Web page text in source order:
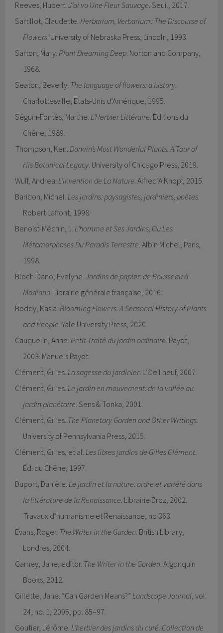
Reeves, Hubert.J’ai vu Une Fleur Sauvage. Seuil, 2017.
Sartillot, Claudette.Herbarium, Verbarium : The Discourse of
Flowers. University of Nebraska Press, Lincoln, 1993.
Sarton, Mary.Plant Dreaming Deep. Norton and Company,
1968.
Seaton, Beverly. The language of flowers: a history.
Charlottesville, Etats-Unis d’Amérique, 1995.
Séguin-Fontès, Marthe.L’Herbier Littéraire. Éditions du
Chêne, 1989.
Thompson, Ken.Darwin’s Most Wonderful Plants. A Tour of
His Botanical Legacy. University of Chicago Press, 2019.
Wulf, Andrea.L’invention de La Nature. Alfred A Knopf, 2015.
Baridon, Michel.Les jardins: paysagistes, jardiniers, poètes.
Robert Laffont, 1998.
Benoist-Méchin, J.L’homme et Ses Jardins, Ou Les
Métamorphoses Du Paradis Terrestre. Albin Michel, Paris,
1998.
Bloch-Dano, Evelyne.Jardins de papier: de Rousseau à
Modiano. Librairie générale française, 2016.
Boddy, Kasia.Blooming Flowers. A Seasonal History of Plants
and People. Yale University Press, 2020.
Cauquelin, Anne.Petit Traité du jardin ordinaire. Payot,
2003. Manuels Payot.
Clément, Gilles.La sagesse du jardinier. L’Oeil neuf, 2007.
Clément, Gilles.Le jardin en mouvement: de la vallée au
jardin planétaire. Sens & Tonka, 2001.
Clément, Gilles. The Planetary Garden and Other Writings.
University of Pennsylvania Press, 2015.
Clément, Gilles, et al.Les libres jardins de Gilles Clément.
Éd. du Chêne, 1997.
Duport, Danièle.Le jardin et la nature: ordre et variété dans
la littérature de la Renaissance. Librairie Droz, 2002.
Travaux d’humanisme et Renaissance, no 363.
Evans, Roger. The Writer in the Garden. British Library,
Londres, 2004.
Garney, Jane, editor. The Writer in the Garden. Algonquin
Books, 2012.
Gillette, Jane. “Can Garden Means?”Landscape Journal, vol.
24, no. 1, 2005, pp. 85–97.
Goutier, Jérôme.L’herbier des jardins du curé. Collection de